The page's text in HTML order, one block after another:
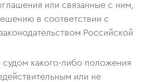
или связанные с ним,
в соответствии с
Российской
судом какого-либо положения
или не